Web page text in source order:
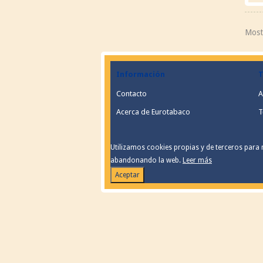
Información
Contacto
Acerca de Eurotabaco
Utilizamos cookies propias y de terceros para
abandonando la web. Leer más
Aceptar